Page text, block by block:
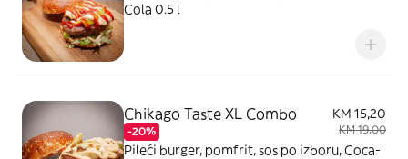
Cola 0.5 l
Chikago Taste XL Combo
-20%
KM 15,20
KM 19,00
Pileći burger, pomfrit, sos po izboru, Coca-